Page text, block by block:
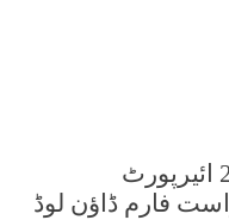
نیچے سے ASF نوکریاں 2021 ائیرپورٹ
فارم ڈاؤن لوڈ